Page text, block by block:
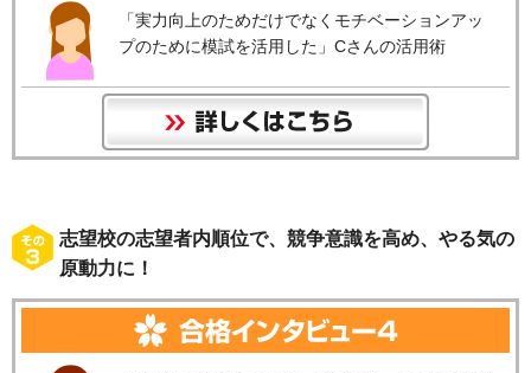
「実力向上のためだけでなくモチベーションアッ
プのために模試を活用した」Cさんの活用術
志望校の志望者内順位で、競争意識を高め、やる気の
原動力に！